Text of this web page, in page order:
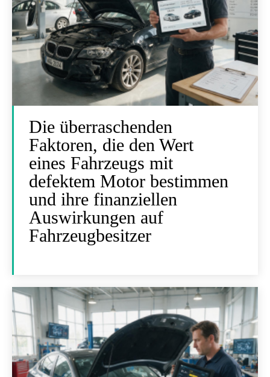
Die überraschenden
Faktoren, die den Wert
eines Fahrzeugs mit
defektem Motor bestimmen
und ihre finanziellen
Auswirkungen auf
Fahrzeugbesitzer